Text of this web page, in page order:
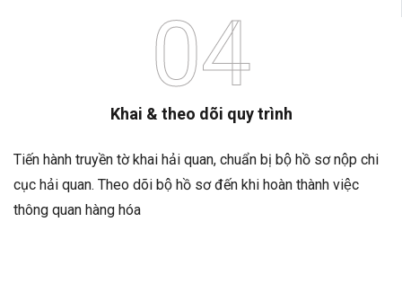
04
Khai & theo dõi quy trình
Tiến hành truyền tờ khai hải quan, chuẩn bị bộ hồ sơ nộp chi
cục hải quan. Theo dõi bộ hồ sơ đến khi hoàn thành việc
thông quan hàng hóa